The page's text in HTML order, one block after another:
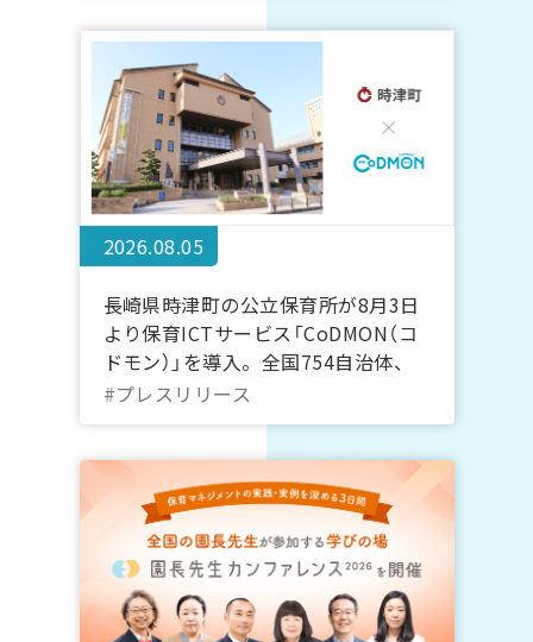
2026.08.05
長崎県時津町の公立保育所が8月3日
より保育ICTサービス「CoDMON（コ
ドモン）」を導入。全国754自治体、
長崎県内では計7自治体に普及
#プレスリリース